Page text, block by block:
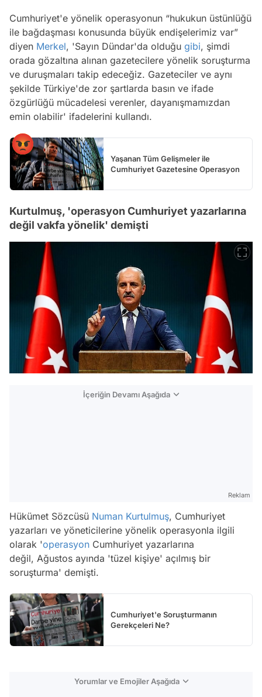
Cumhuriyet'e yönelik operasyonun “hukukun üstünlüğü
ile bağdaşması konusunda büyük endişelerimiz var”
diyen Merkel, 'Sayın Dündar'da olduğu gibi, şimdi
orada gözaltına alınan gazetecilere yönelik soruşturma
ve duruşmaları takip edeceğiz. Gazeteciler ve aynı
şekilde Türkiye'de zor şartlarda basın ve ifade
özgürlüğü mücadelesi verenler, dayanışmamızdan
emin olabilir' ifadelerini kullandı.
Yaşanan Tüm Gelişmeler ile
Cumhuriyet Gazetesine Operasyon
Kurtulmuş, 'operasyon Cumhuriyet yazarlarına
değil vakfa yönelik' demişti
İçeriğin Devamı Aşağıda
Reklam
Hükümet Sözcüsü Numan Kurtulmuş, Cumhuriyet
yazarları ve yöneticilerine yönelik operasyonla ilgili
olarak 'operasyon Cumhuriyet yazarlarına
değil, Ağustos ayında 'tüzel kişiye' açılmış bir
soruşturma' demişti.
Cumhuriyet'e Soruşturmanın
Gerekçeleri Ne?
Yorumlar ve Emojiler Aşağıda